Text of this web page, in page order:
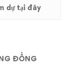
dự tại đây
ĐỒNG